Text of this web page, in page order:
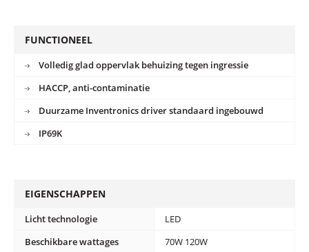
FUNCTIONEEL
Volledig glad oppervlak behuizing tegen ingressie
HACCP, anti-contaminatie
Duurzame Inventronics driver standaard ingebouwd
IP69K
EIGENSCHAPPEN
Licht technologie
LED
Beschikbare wattages
70W 120W